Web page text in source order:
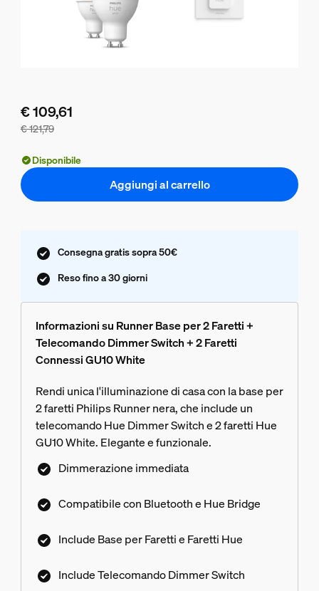
€ 121,79
€ 109,61
Disponibile
Aggiungi al carrello
Consegna gratis sopra 50€
Reso fino a 30 giorni
Informazioni su Runner Base per 2 Faretti +
Telecomando Dimmer Switch + 2 Faretti
Connessi GU10 White
Rendi unica l'illuminazione di casa con la base per
2 faretti Philips Runner nera, che include un
telecomando Hue Dimmer Switch e 2 faretti Hue
GU10 White. Elegante e funzionale.
Dimmerazione immediata
Compatibile con Bluetooth e Hue Bridge
Include Base per Faretti e Faretti Hue
Include Telecomando Dimmer Switch